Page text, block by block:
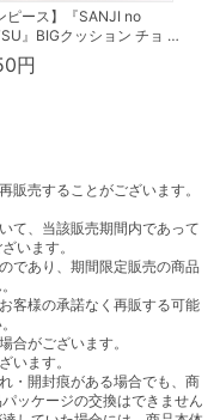
ピース】『SANJI no
』BIGクッション チョ …
円
売することがございます。
て、当該販売期間内であって
います。
であり、期間限定販売の商品
客様の承諾なく再販する可能
合がございます。
います。
・開封痕がある場合でも、商
ッケージの交換はできません